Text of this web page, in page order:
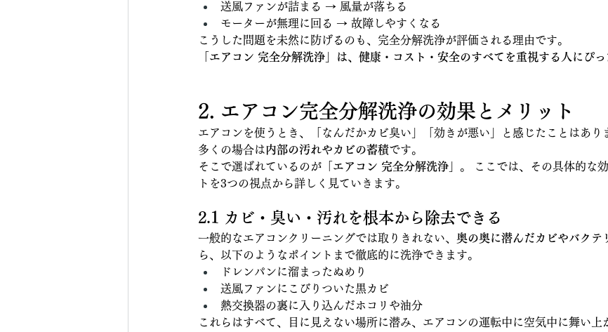
送風ファンが詰まる → 風量が落ちる
モーターが無理に回る → 故障しやすくなる
こうした問題を未然に防げるのも、完全分解洗浄が評価される理由です。
「エアコン 完全分解洗浄」は、健康・コスト・安全のすべてを重視する人にぴっ
2. エアコン完全分解洗浄の効果とメリット
エアコンを使うとき、「なんだかカビ臭い」「効きが悪い」と感じたことはあり
多くの場合は内部の汚れやカビの蓄積です。
そこで選ばれているのが「 エアコン 完全分解洗浄 」。 ここでは、その具体的な
トを3つの視点から詳しく見ていきます。
2.1 カビ・臭い・汚れを根本から除去できる
一般的なエアコンクリーニングでは取りきれない、 奥の奥に潜んだカビやバクテ
ら、以下のようなポイントまで徹底的に洗浄できます。
ドレンパンに溜まったぬめり
送風ファンにこびりついた黒カビ
熱交換器の裏に入り込んだホコリや油分
これらはすべて、目に見えない場所に潜み、エアコンの運転中に空気中に舞い上